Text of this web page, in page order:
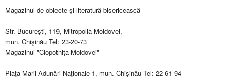
Magazinul de obiecte şi literatură bisericească
Str. Bucureşti, 119, Mitropolia Moldovei,
mun. Chişinău Tel: 23-20-73
Magazinul "Clopotniţa Moldovei"
Piaţa Marii Adunări Naţionale 1, mun. Chişinău Tel: 22-61-94